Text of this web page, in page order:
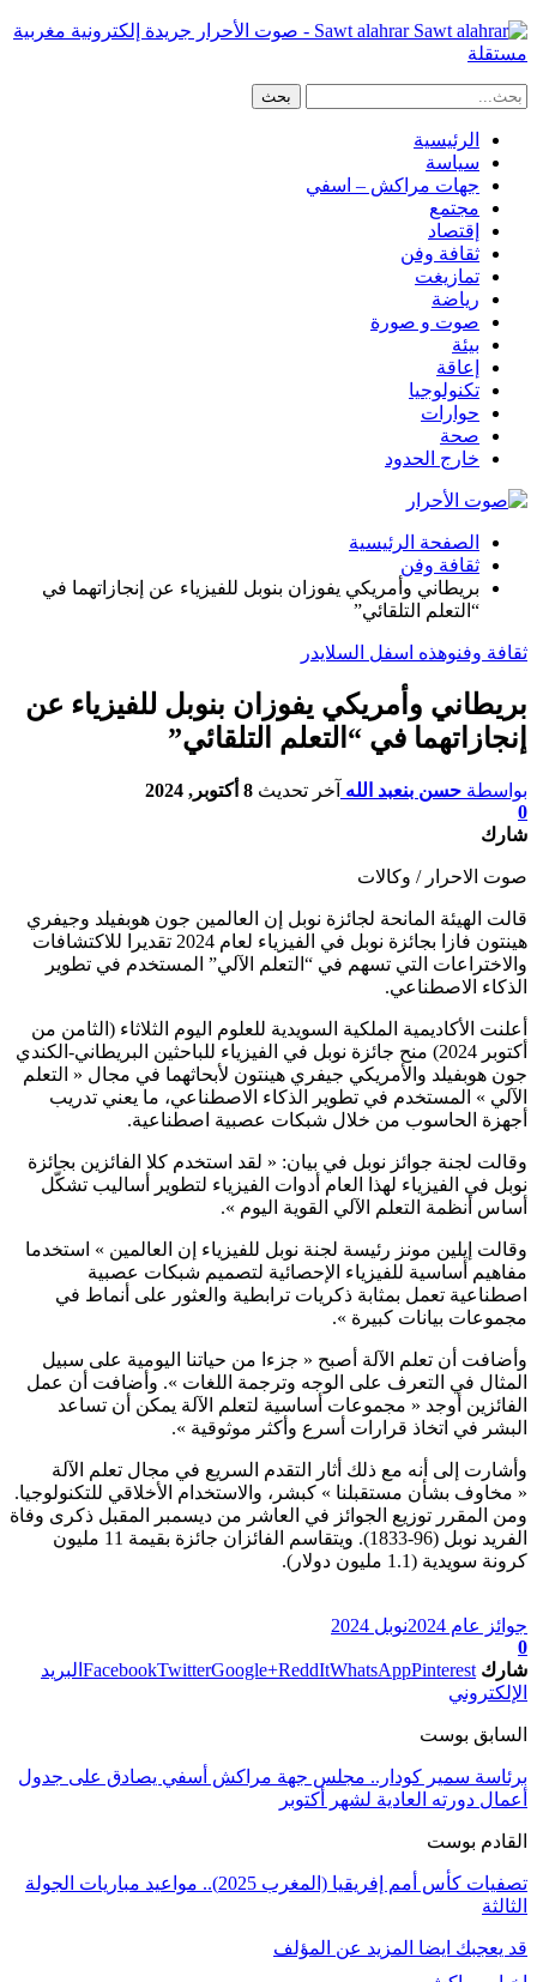
Sawt alahrar - صوت الأحرار جريدة إلكترونية مغربية
مستقلة
الرئيسية
سياسة
جهات مراكش – اسفي
مجتمع
إقتصاد
ثقافة وفن
تمازيغت
رياضة
صوت و صورة
بيئة
إعاقة
تكنولوجيا
حوارات
صحة
خارج الحدود
الصفحة الرئيسية
ثقافة وفن
بريطاني وأمريكي يفوزان بنوبل للفيزياء عن إنجازاتهما في
“التعلم التلقائي”
ثقافة وفنوهذه اسفل السلايدر
بريطاني وأمريكي يفوزان بنوبل للفيزياء عن
إنجازاتهما في “التعلم التلقائي”
بواسطة حسن بنعبد الله آخر تحديث 8 أكتوبر, 2024
0
شارك
صوت الاحرار / وكالات
قالت الهيئة المانحة لجائزة نوبل إن العالمين جون هوبفيلد وجيفري
هينتون فازا بجائزة نوبل في الفيزياء لعام 2024 تقديرا للاكتشافات
والاختراعات التي تسهم في “التعلم الآلي” المستخدم في تطوير
الذكاء الاصطناعي.
أعلنت الأكاديمية الملكية السويدية للعلوم اليوم الثلاثاء (الثامن من
أكتوبر 2024) منح جائزة نوبل في الفيزياء للباحثين البريطاني-الكندي
جون هوبفيلد والأمريكي جيفري هينتون لأبحاثهما في مجال « التعلم
الآلي » المستخدم في تطوير الذكاء الاصطناعي، ما يعني تدريب
أجهزة الحاسوب من خلال شبكات عصبية اصطناعية.
وقالت لجنة جوائز نوبل في بيان: « لقد استخدم كلا الفائزين بجائزة
نوبل في الفيزياء لهذا العام أدوات الفيزياء لتطوير أساليب تشكّل
أساس أنظمة التعلم الآلي القوية اليوم ».
وقالت إيلين مونز رئيسة لجنة نوبل للفيزياء إن العالمين » استخدما
مفاهيم أساسية للفيزياء الإحصائية لتصميم شبكات عصبية
اصطناعية تعمل بمثابة ذكريات ترابطية والعثور على أنماط في
مجموعات بيانات كبيرة ».
وأضافت أن تعلم الآلة أصبح « جزءا من حياتنا اليومية على سبيل
المثال في التعرف على الوجه وترجمة اللغات ». وأضافت أن عمل
الفائزين أوجد « مجموعات أساسية لتعلم الآلة يمكن أن تساعد
البشر في اتخاذ قرارات أسرع وأكثر موثوقية ».
وأشارت إلى أنه مع ذلك أثار التقدم السريع في مجال تعلم الآلة
« مخاوف بشأن مستقبلنا » كبشر، والاستخدام الأخلاقي للتكنولوجيا.
ومن المقرر توزيع الجوائز في العاشر من ديسمبر المقبل ذكرى وفاة
الفريد نوبل (96-1833). ويتقاسم الفائزان جائزة بقيمة 11 مليون
كرونة سويدية (1.1 مليون دولار).
جوائز عام 2024
نوبل 2024
0
شارك
FacebookTwitterGoogle+ReddItWhatsAppPinterest
البريد
الإلكتروني
السابق بوست
برئاسة سمير كودار.. مجلس جهة مراكش أسفي يصادق على جدول
أعمال دورته العادية لشهر أكتوبر
القادم بوست
تصفيات كأس أمم إفريقيا (المغرب 2025).. مواعيد مباريات الجولة
الثالثة
قد يعجبك ايضا المزيد عن المؤلف